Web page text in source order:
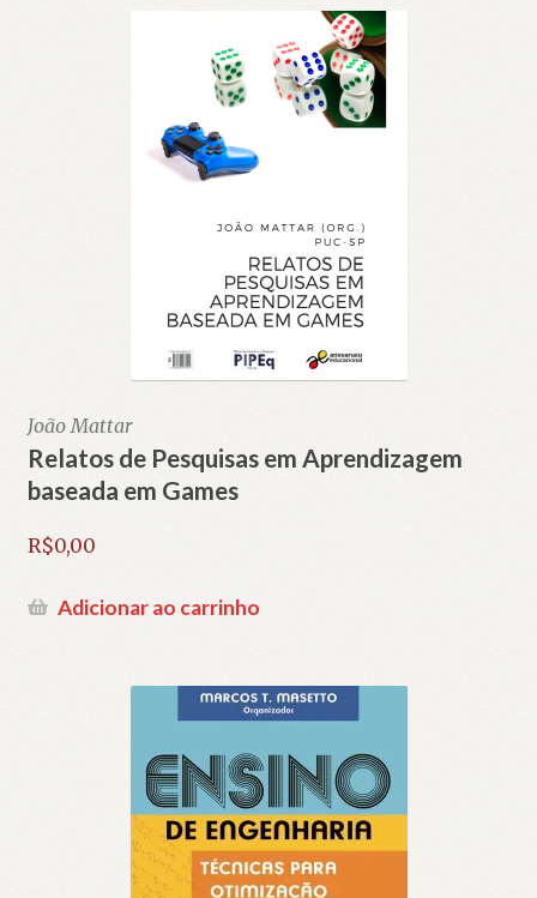
João Mattar
Relatos de Pesquisas em Aprendizagem
baseada em Games
R$0,00
Adicionar ao carrinho